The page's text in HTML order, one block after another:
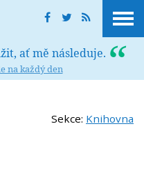
ať mě následuje.
na každý den
Sekce: Knihovna